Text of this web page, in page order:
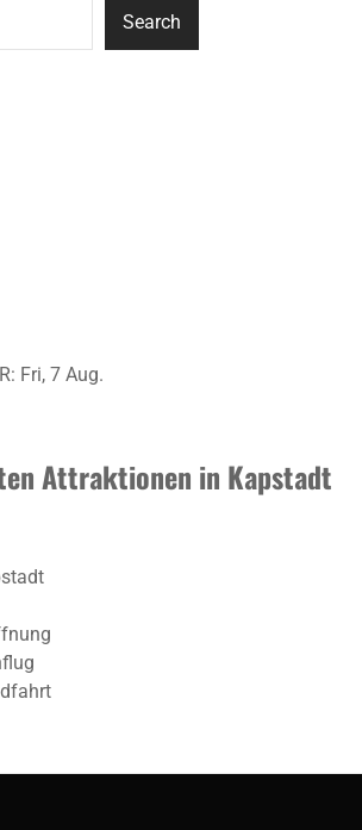
Search
: Fri, 7 Aug.
Attraktionen in Kapstadt